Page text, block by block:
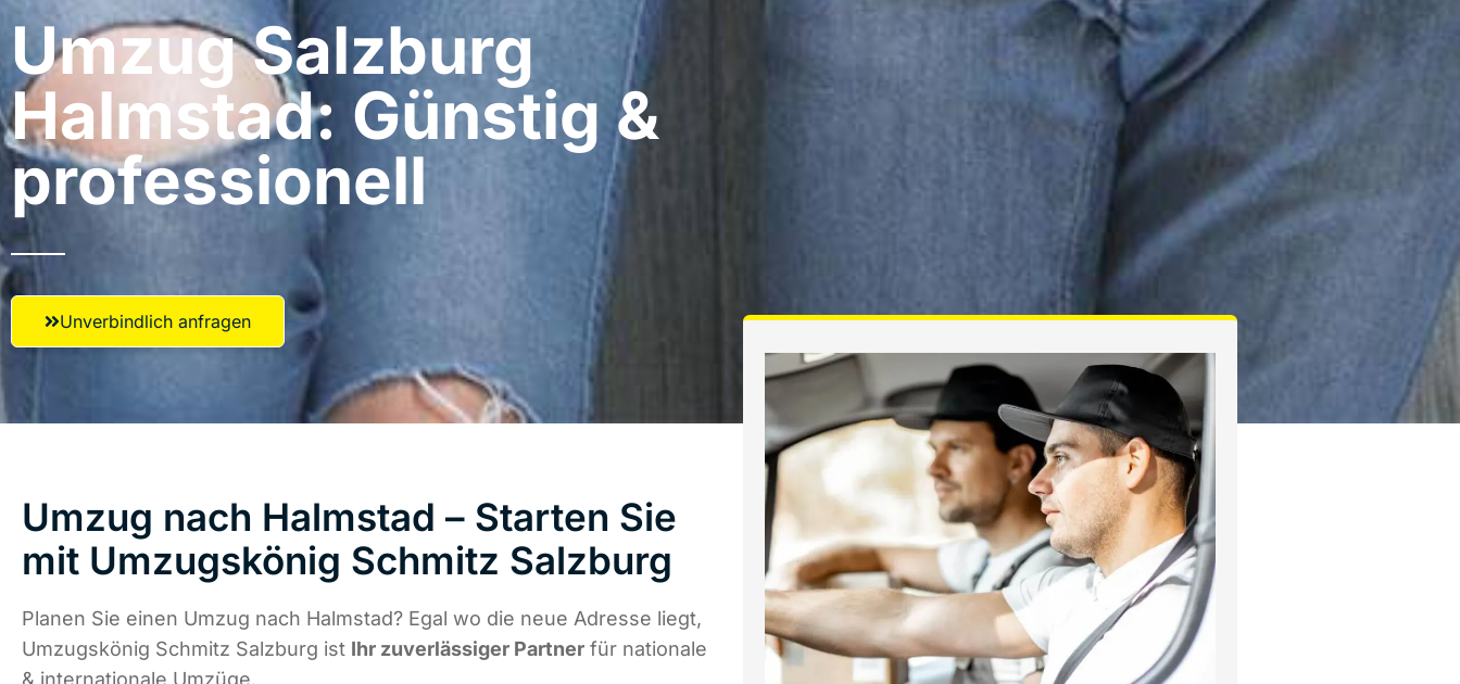
Umzug Salzburg​
Halmstad: Günstig &
professionell​
Unverbindlich anfragen
Umzug nach Halmstad – Starten Sie
mit Umzugskönig Schmitz Salzburg
Planen Sie einen Umzug nach Halmstad? Egal wo die neue Adresse liegt,
Umzugskönig Schmitz Salzburg ist Ihr zuverlässiger Partner für nationale
& internationale Umzüge.